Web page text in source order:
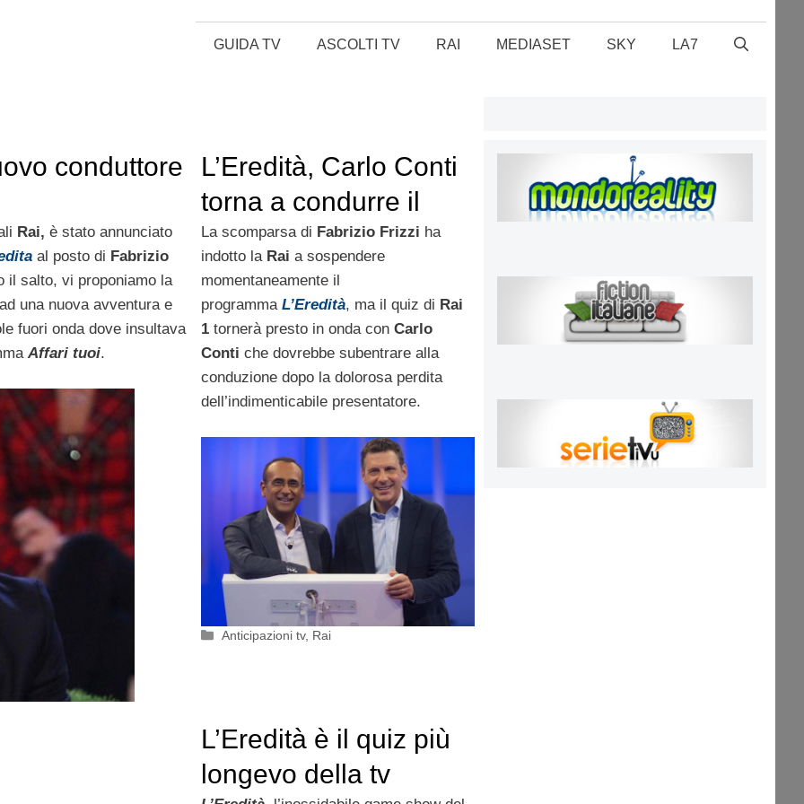
GUIDA TV ASCOLTI TV RAI MEDIASET SKY LA7
conduttore
Rai, è stato annunciato
al posto di Fabrizio
il salto, vi proponiamo la
una nuova avventura e
fuori onda dove insultava
Affari tuoi.
L’Eredità, Carlo Conti
torna a condurre il
programma dopo la
La scomparsa di Fabrizio Frizzi ha
indotto la Rai a sospendere
momentaneamente il
programmaL’Eredità, ma il quiz di Rai
1tornerà presto in onda con Carlo
Conti che dovrebbe subentrare alla
conduzione dopo la dolorosa perdita
dell’indimenticabile presentatore.
Categorie
Anticipazioni tv, Rai
L’Eredità è il quiz più
longevo della tv